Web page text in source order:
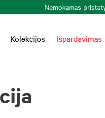
Kolekcijos Išpardavimas